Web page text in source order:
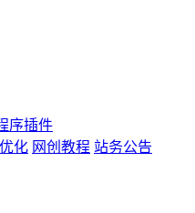
序插件
化 网创教程 站务公告